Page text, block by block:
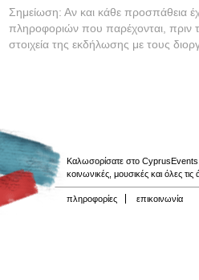
Σημείωση: Αν και κάθε προσπάθεια
πληροφοριών που παρέχονται, πριν
στοιχεία της εκδήλωσης με τους
Καλωσορίσατε στο
κοινωνικές, μουσικές και όλες
πληροφορίες επικοινωνία